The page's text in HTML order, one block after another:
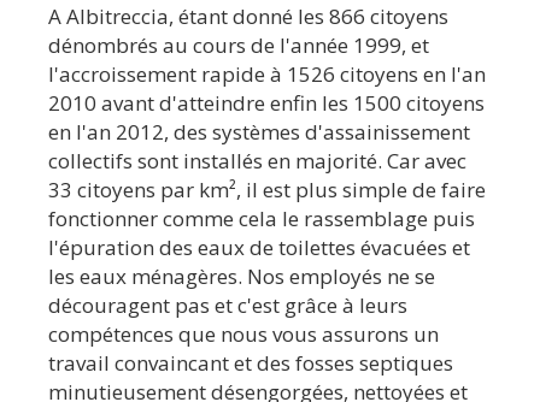
A Albitreccia, étant donné les 866 citoyens
dénombrés au cours de l'année 1999, et
l'accroissement rapide à 1526 citoyens en l'an
2010 avant d'atteindre enfin les 1500 citoyens
en l'an 2012, des systèmes d'assainissement
collectifs sont installés en majorité. Car avec
33 citoyens par km², il est plus simple de faire
fonctionner comme cela le rassemblage puis
l'épuration des eaux de toilettes évacuées et
les eaux ménagères. Nos employés ne se
découragent pas et c'est grâce à leurs
compétences que nous vous assurons un
travail convaincant et des fosses septiques
minutieusement désengorgées, nettoyées et